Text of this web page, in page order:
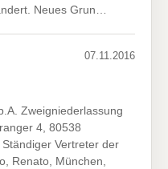
Neues Grun…
07.11.2016
Zweigniederlassung
4, 80538
Vertreter der
Renato, München,